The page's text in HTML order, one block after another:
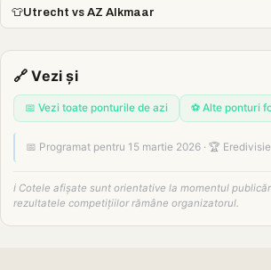
👕Utrecht vs AZ Alkmaar
🔗 Vezi și
📅 Vezi toate ponturile de azi ⚽ Alte ponturi
📅 Programat pentru 15 martie 2026 · 🏆 Eredivisie
ℹ️ Cotele afișate sunt orientative la momentul
rezultatele competițiilor rămâne organizatorul.